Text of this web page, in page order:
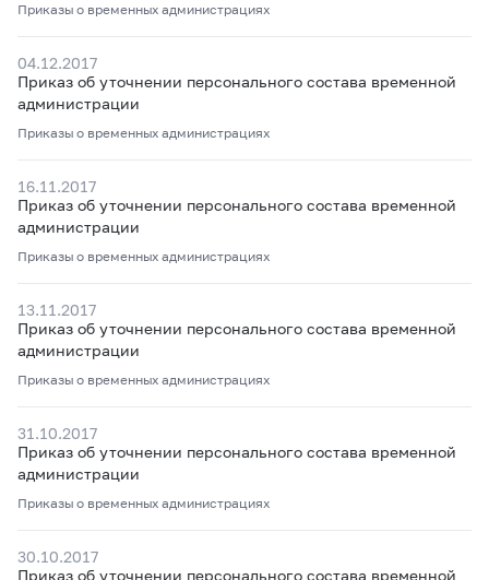
Приказы о временных администрациях
04.12.2017
Приказ об уточнении персонального состава временной
администрации
Приказы о временных администрациях
16.11.2017
Приказ об уточнении персонального состава временной
администрации
Приказы о временных администрациях
13.11.2017
Приказ об уточнении персонального состава временной
администрации
Приказы о временных администрациях
31.10.2017
Приказ об уточнении персонального состава временной
администрации
Приказы о временных администрациях
30.10.2017
Приказ об уточнении персонального состава временной